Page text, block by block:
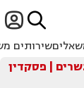
ﱐ
שירותים
| פסקדין